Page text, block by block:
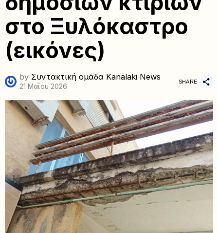
στο Ξυλόκαστρο
(εικόνες)
by Συντακτική ομάδα Kanalaki News
21 Μαΐου 2026
SHARE